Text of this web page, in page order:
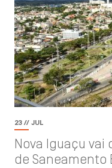
23 // JUL
Nova Iguaçu vai
de Saneamento